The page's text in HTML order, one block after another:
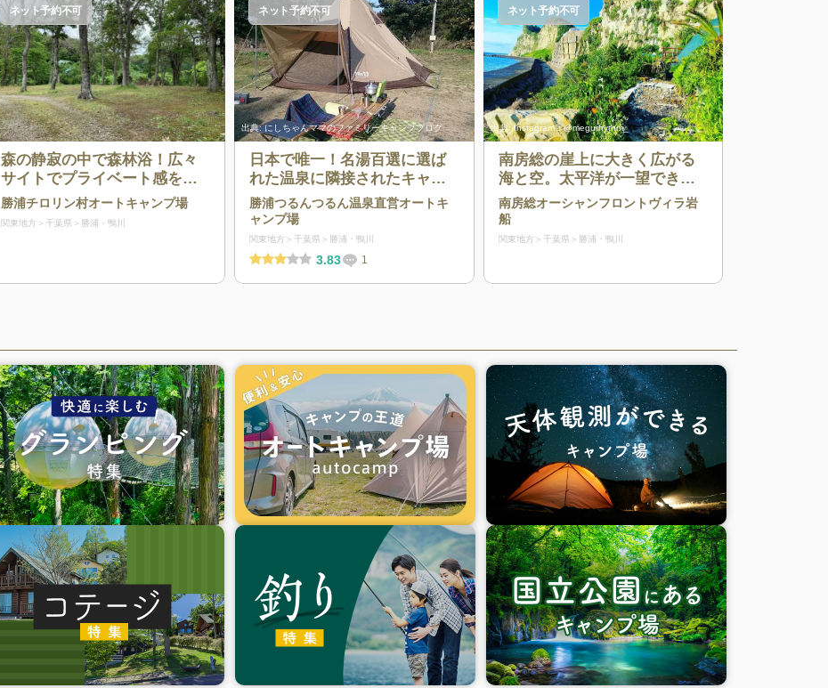
ネット予約不可
森の静寂の中で森林浴！広々
サイトでプライベート感を味
わえるキャンプ場
勝浦チロリン村オートキャンプ場
関東地方 千葉県 勝浦・鴨川
出典:にしちゃんママのファミリーキャンプブログ
ネット予約不可
日本で唯一！名湯百選に選ば
れた温泉に隣接されたキャン
プ場
勝浦つるんつるん温泉直営オートキ
ャンプ場
関東地方 千葉県 勝浦・鴨川
3.83 1
出典:Instagram：@megurhythm_
ネット予約不可
南房総の崖上に大きく広がる
海と空。太平洋が一望できる
絶景が辺りに広がるキャンプ
場
南房総オーシャンフロントヴィラ岩
船
関東地方 千葉県 勝浦・鴨川